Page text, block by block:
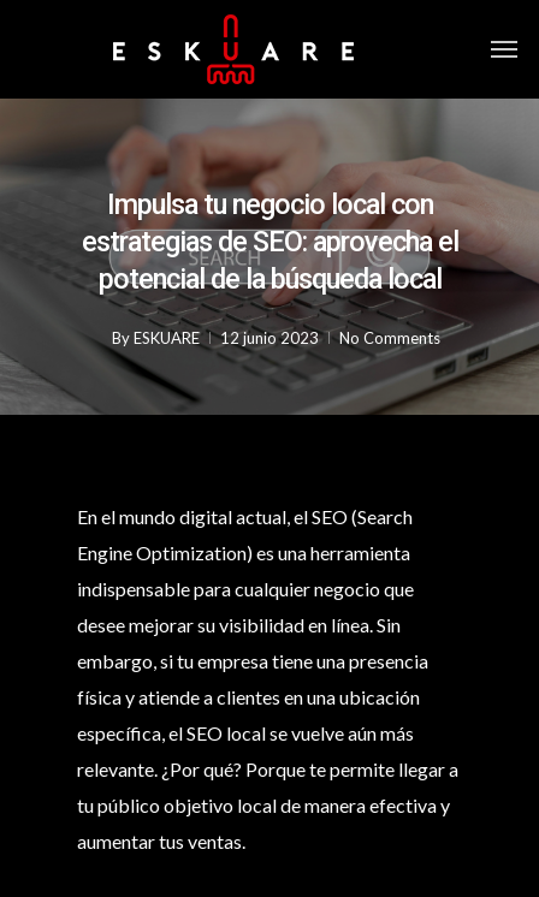
Impulsa tu negocio local con
estrategias de SEO: aprovecha el
potencial de la búsqueda local
ByESKUARE 12 junio 2023 No Comments
En el mundo digital actual, el SEO (Search
Engine Optimization) es una herramienta
indispensable para cualquier negocio que
desee mejorar su visibilidad en línea. Sin
embargo, si tu empresa tiene una presencia
física y atiende a clientes en una ubicación
específica, el SEO local se vuelve aún más
relevante. ¿Por qué? Porque te permite llegar a
tu público objetivo local de manera efectiva y
aumentar tus ventas.